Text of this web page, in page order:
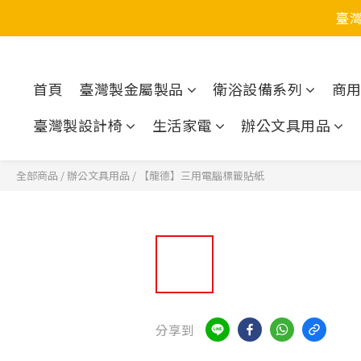
臺
首頁 臺灣製金屬製品 衛浴設備系列
商
臺灣製設計椅
生活家電 辦公文具用品
全部商品 /辦公文具用品 / 【龍德】三用電腦標籤貼紙
分享到